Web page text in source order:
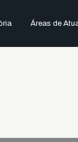
Áreas de